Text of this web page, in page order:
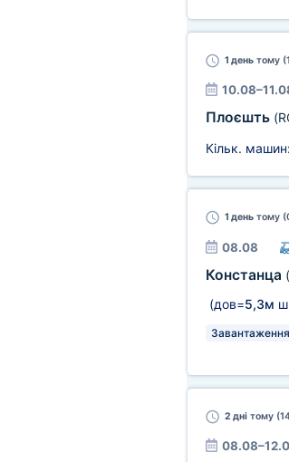
1 деньтому
Плоєшть
Кільк. машин:
1 деньтому
08.08
Констанца
(дов=5,3м
Завантаження
2 днітому